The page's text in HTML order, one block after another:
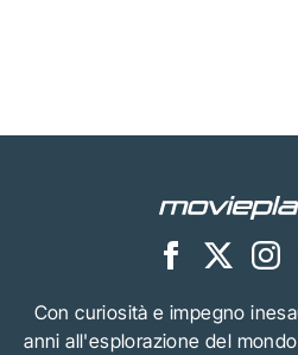
Con curiosità e impegno
anni all'esplorazione del